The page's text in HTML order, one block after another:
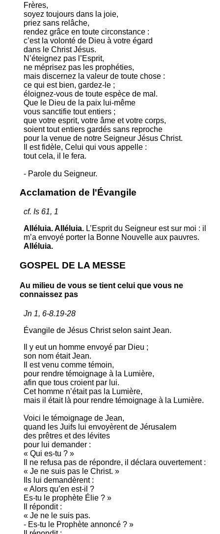
Frères,
soyez toujours dans la joie,
priez sans relâche,
rendez grâce en toute circonstance :
c’est la volonté de Dieu à votre égard
dans le Christ Jésus.
N’éteignez pas l’Esprit,
ne méprisez pas les prophéties,
mais discernez la valeur de toute chose :
ce qui est bien, gardez-le ;
éloignez-vous de toute espèce de mal.
Que le Dieu de la paix lui-même
vous sanctifie tout entiers ;
que votre esprit, votre âme et votre corps,
soient tout entiers gardés sans reproche
pour la venue de notre Seigneur Jésus Christ.
Il est fidèle, Celui qui vous appelle :
tout cela, il le fera.
- Parole du Seigneur.
Acclamation de l'Évangile
cf. Is 61, 1
Alléluia. Alléluia. L’Esprit du Seigneur est sur moi : il
m’a envoyé porter la Bonne Nouvelle aux pauvres.
Alléluia.
GOSPEL DE LA MESSE
Au milieu de vous se tient celui que vous ne
connaissez pas
Jn 1, 6-8.19-28
Évangile de Jésus Christ selon saint Jean.
Il y eut un homme envoyé par Dieu ;
son nom était Jean.
Il est venu comme témoin,
pour rendre témoignage à la Lumière,
afin que tous croient par lui.
Cet homme n’était pas la Lumière,
mais il était là pour rendre témoignage à la Lumière.
Voici le témoignage de Jean,
quand les Juifs lui envoyèrent de Jérusalem
des prêtres et des lévites
pour lui demander :
« Qui es-tu ? »
Il ne refusa pas de répondre, il déclara ouvertement :
« Je ne suis pas le Christ. »
Ils lui demandèrent :
« Alors qu’en est-il ?
Es-tu le prophète Élie ? »
Il répondit :
« Je ne le suis pas.
- Es-tu le Prophète annoncé ? »